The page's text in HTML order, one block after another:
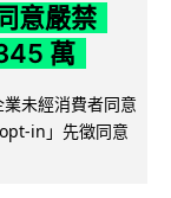
意嚴禁
萬
未經消費者同意
in」先徵同意